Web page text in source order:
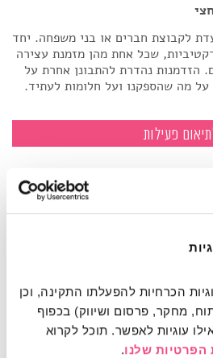
הפרטיות שלנו.
לקבוצת חברים או בני משפחה. יחד
שכל אחת מהן מזמנת עצירה
הזדמנות נהדרת להתבונן אחרת על
על מה שהספקנו ועל חלומות לעתיד.
פעילות